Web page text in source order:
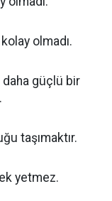
olmadı.
güçlü bir
taşımaktır.
yetmez.